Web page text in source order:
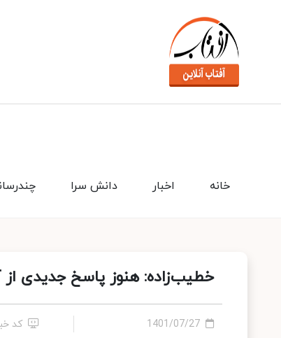
دانش سرا اخبار خانه
خطیب‌زاده: هنوز پاسخ جدیدی از
1401/07/27 کد خبر :